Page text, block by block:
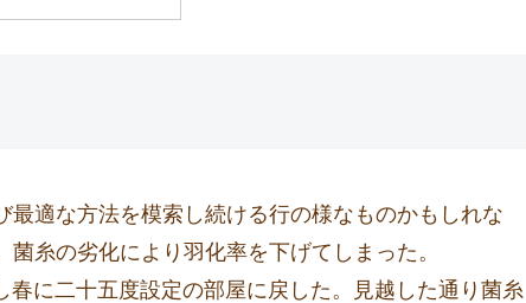
適な方法を模索し続ける行の様なものかもしれな
糸の劣化により羽化率を下げてしまった。
に二十五度設定の部屋に戻した。見越した通り菌糸